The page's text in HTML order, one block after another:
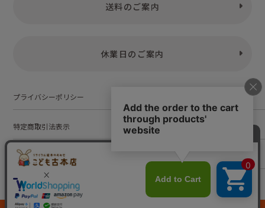
送料のご案内
休業日のご案内
プライバシーポリシー
特定商取引法表示
お問い合わせ